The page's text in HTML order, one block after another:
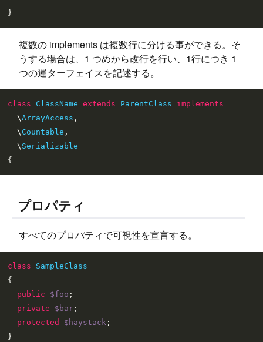
複数の implements は複数行に分ける事ができる。そ
うする場合は、1 つめから改行を行い、1行につき 1
つの運ターフェイスを記述する。
class ClassName extends ParentClass
implements
  \
ArrayAccess ,
  \
Countable ,
  \
Serializable
プロパティ
すべてのプロパティで可視性を宣言する。
class
SampleClass
{
public
$foo ;
private
$bar ;
protected
$haystack ;